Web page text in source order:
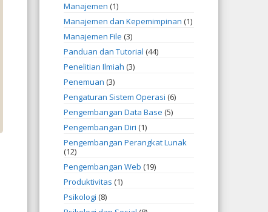
Manajemen (1)
Manajemen dan Kepemimpinan (1)
Manajemen File (3)
Panduan dan Tutorial (44)
Penelitian Ilmiah (3)
Penemuan (3)
Pengaturan Sistem Operasi (6)
Pengembangan Data Base (5)
Pengembangan Diri (1)
Pengembangan Perangkat Lunak
(12)
Pengembangan Web (19)
Produktivitas (1)
Psikologi (8)